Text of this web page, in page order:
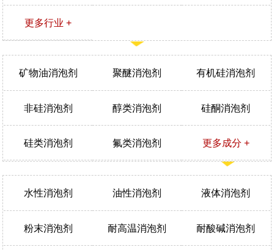
更多行业 +
矿物油消泡剂 聚醚消泡剂 有机硅消泡剂
非硅消泡剂 醇类消泡剂 硅酮消泡剂
硅类消泡剂 氟类消泡剂 更多成分 +
水性消泡剂 油性消泡剂 液体消泡剂
粉末消泡剂 耐高温消泡剂 耐酸碱消泡剂